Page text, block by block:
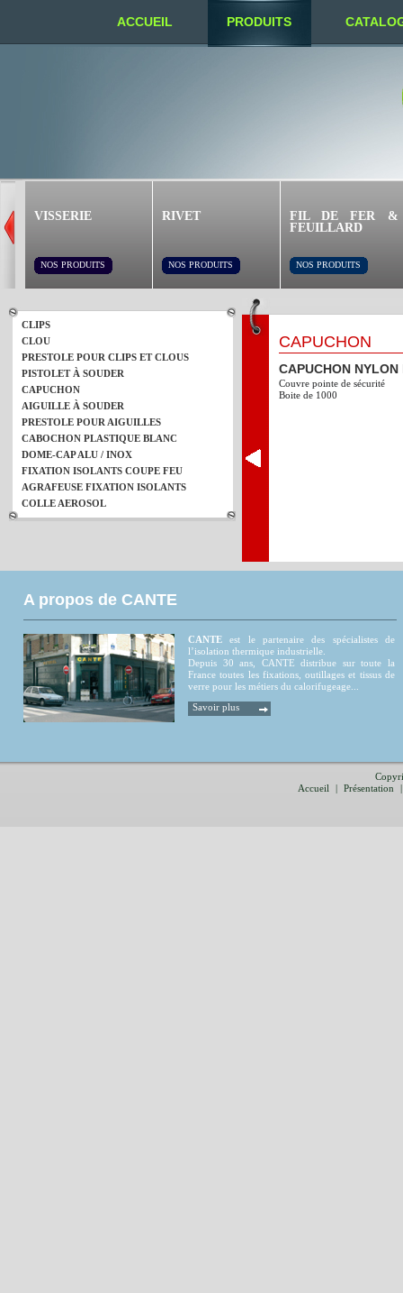
ACCUEIL PRODUITS
VISSERIE
NOS PRODUITS
RIVET
NOS PRODUITS
FIL DE FER &
FEUILLARD
NOS PRODUITS
CLIPS
CLOU
PRESTOLE POUR CLIPS ET CLOUS
PISTOLET À SOUDER
CAPUCHON
AIGUILLE À SOUDER
PRESTOLE POUR AIGUILLES
CABOCHON PLASTIQUE BLANC
DOME-CAP ALU / INOX
FIXATION ISOLANTS COUPE FEU
AGRAFEUSE FIXATION ISOLANTS
COLLE AEROSOL
CAPUCHON
CAPUCHON NYLON
Couvre pointe de sécurité
Boite de 1000
A propos de CANTE
CANTE est le partenaire des spécialistes de
l’isolation thermique industrielle.
Depuis 30 ans, CANTE distribue sur toute la
France toutes les fixations, outillages et tissus de
verre pour les métiers du calorifugeage...
Savoir plus
Accueil
| Présentation